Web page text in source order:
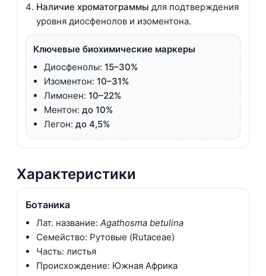
Наличие хроматограммы для подтверждения
уровня диосфенолов и изоментона.
Ключевые биохимические маркеры
Диосфенолы: 15–30%
Изоментон: 10–31%
Лимонен: 10–22%
Ментон: до 10%
Легон: до 4,5%
Характеристики
Ботаника
Лат. название: Agathosma betulina
Семейство: Рутовые (Rutaceae)
Часть: листья
Происхождение: Южная Африка